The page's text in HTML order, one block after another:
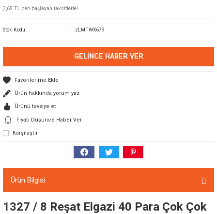
3,65 TL den başlayan taksitlerle!
Stok Kodu zLMTWX679
GELINCE HABER VER
Ürün hakkında yorum yaz
Ürünü tavsiye et
Fiyatı Düşünce Haber Ver
Karşılaştır
Ürün Bilgisi
1327 / 8 Reşat Elgazi 40 Para Çok Çok